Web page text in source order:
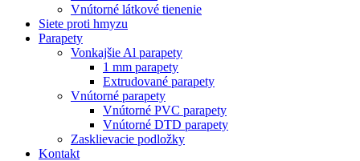
Vnútorné látkové tienenie
Siete proti hmyzu
Parapety
Vonkajšie Al parapety
1 mm parapety
Extrudované parapety
Vnútorné parapety
Vnútorné PVC parapety
Vnútorné DTD parapety
Zasklievacie podložky
Kontakt